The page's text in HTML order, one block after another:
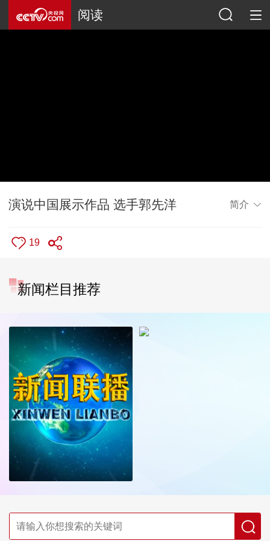
阅读
演说中国展示作品 选手郭先洋 简介
19
新闻栏目推荐